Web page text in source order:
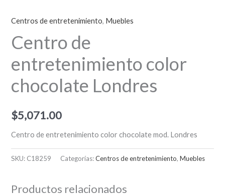
Centros de entretenimiento, Muebles
Centro de
entretenimiento color
chocolate Londres
$5,071.00
Centro de entretenimiento color chocolate mod. Londres
SKU: C18259 Categorías:Centros de entretenimiento,Muebles
Productos relacionados